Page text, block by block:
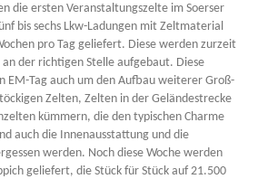
die ersten Veranstaltungszelte im Soerser
bis sechs Lkw-Ladungen mit Zeltmaterial
pro Tag geliefert. Diese werden zurzeit
der richtigen Stelle aufgebaut. Diese
EM-Tag auch um den Aufbau weiterer Groß-
Zelten, Zelten in der Geländestrecke
kümmern, die den typischen Charme
auch die Innenausstattung und die
werden. Noch diese Woche werden
geliefert, die Stück für Stück auf 21.500